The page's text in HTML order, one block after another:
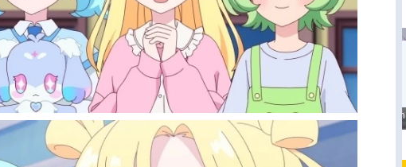
高橋美紀のおんぷの気持ち
♪ in アニメイトタイムズ
TVアニメ『戦隊大失格』
radio 大直会 2nd season